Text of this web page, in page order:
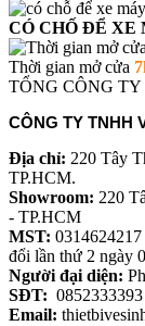
CÓ CHỐ ĐỂ XE
Thời gian mở cửa
TỔNG CÔNG
CÔNG TY TNHH
Địa chỉ: 220 Tây
TP.HCM.
Showroom: 220
- TP.HCM
MST:
đổi lần thứ 2 ngày
Người đại diện:
SĐT: 0852333393
Email: